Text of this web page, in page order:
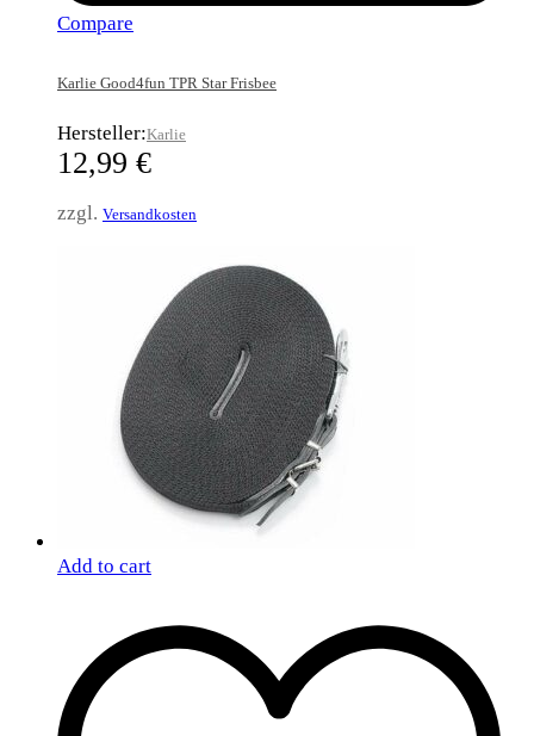
Compare
Karlie Good4fun TPR Star Frisbee
Hersteller:Karlie
12,99 €
zzgl. Versandkosten
Add to cart